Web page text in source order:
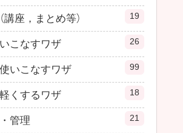
講座，まとめ等） 19
こなすワザ 26
いこなすワザ 99
くするワザ 18
管理 21